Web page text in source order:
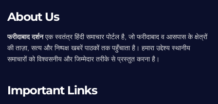
About Us
फरीदाबाद दर्शनएक स्वतंत्र हिंदी समाचार पोर्टल है, जो फरीदाबाद व आसपास के क्षेत्रों
की ताज़ा, सत्य और निष्पक्ष खबरें पाठकों तक पहुँचाता है। हमारा उद्देश्य स्थानीय
समाचारों को विश्वसनीय और जिम्मेदार तरीके से प्रस्तुत करना है।
Important Links